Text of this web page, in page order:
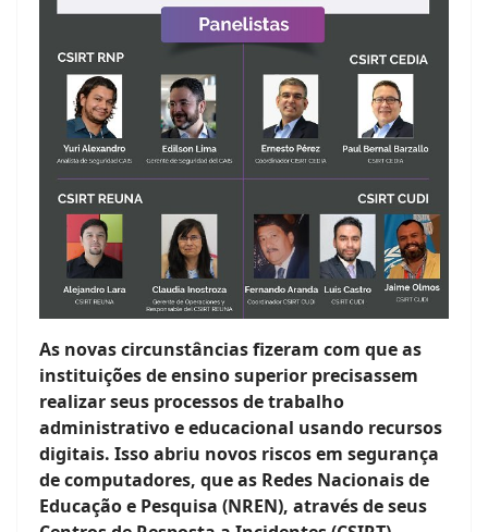
As novas circunstâncias fizeram com que as
instituições de ensino superior precisassem
realizar seus processos de trabalho
administrativo e educacional usando recursos
digitais. Isso abriu novos riscos em segurança
de computadores, que as Redes Nacionais de
Educação e Pesquisa (NREN), através de seus